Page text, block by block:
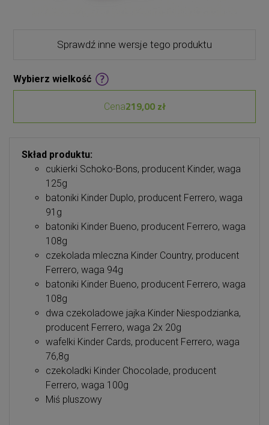
Sprawdź inne wersje tego produktu
Wybierz wielkość
Cena219,00 zł
Skład produktu:
cukierki Schoko-Bons, producent Kinder, waga
125g
batoniki Kinder Duplo, producent Ferrero, waga
91g
batoniki Kinder Bueno, producent Ferrero, waga
108g
czekolada mleczna Kinder Country, producent
Ferrero, waga 94g
batoniki Kinder Bueno, producent Ferrero, waga
108g
dwa czekoladowe jajka Kinder Niespodzianka,
producent Ferrero, waga 2x 20g
wafelki Kinder Cards, producent Ferrero, waga
76,8g
czekoladki Kinder Chocolade, producent
Ferrero, waga 100g
Miś pluszowy